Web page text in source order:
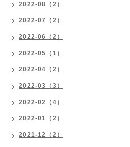
2022-08（2）
2022-07（2）
2022-06（2）
2022-05（1）
2022-04（2）
2022-03（3）
2022-02（4）
2022-01（2）
2021-12（2）